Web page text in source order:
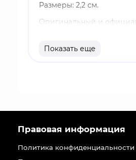
Размеры: 2,2 см.
Оригинальный и
Электро-блеск для губ
голографической
Показать еще
Правовая информация
Политика конфиденциальности